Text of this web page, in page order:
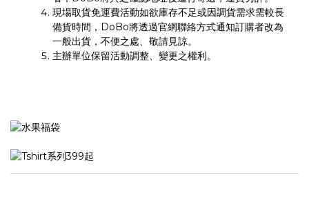
現場取貨免運費活動如欲庫存不足或因調貨需求需較長
備貨時間，DoBo將透過官網聯絡方式通知訂購者改為
一般出貨，不便之處、敬請見諒。 ​
主辦單位保留活動調整、變更之權利。